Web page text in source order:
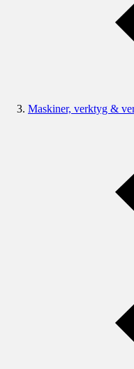
Maskiner, verktyg &